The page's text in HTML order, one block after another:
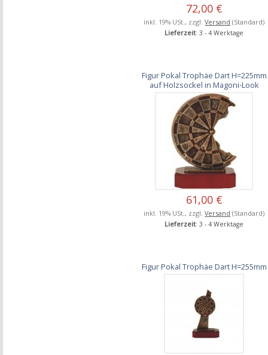
72,00 €
inkl. 19% USt., zzgl.Versand (Standard)
Lieferzeit: 3 - 4 Werktage
Figur Pokal Trophäe Dart H=225mm
auf Holzsockel in Magoni-Look
61,00 €
inkl. 19% USt., zzgl.Versand (Standard)
Lieferzeit: 3 - 4 Werktage
Figur Pokal Trophäe Dart H=255mm